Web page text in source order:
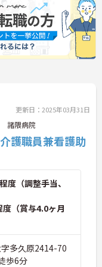
更新日：2025年03月31日
諸隈病院
護職員兼看護助
程度（調整手当、
度（賞与4.0ヶ月
多久原2414-70
歩6分